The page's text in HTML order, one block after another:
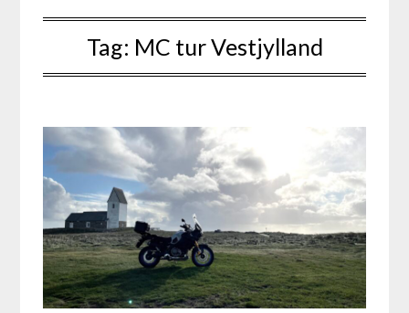
Tag: MC tur Vestjylland